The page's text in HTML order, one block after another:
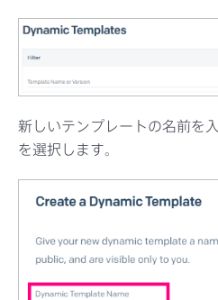
新しいテンプレートの名前を
を選択します。